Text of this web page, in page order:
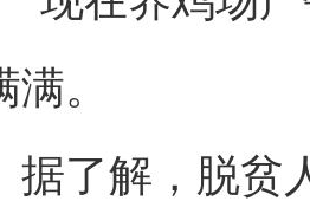
。
解，脱贫人